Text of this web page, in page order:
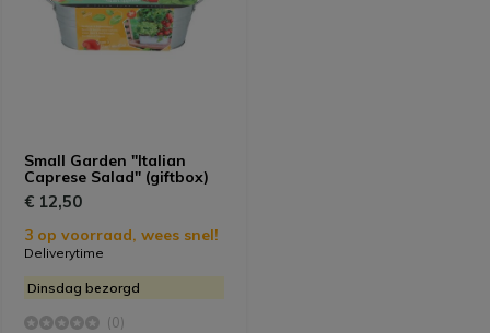
Small Garden "Italian
Caprese Salad" (giftbox)
€ 12,50
3 op voorraad, wees snel!
Deliverytime
Dinsdag bezorgd
(0)